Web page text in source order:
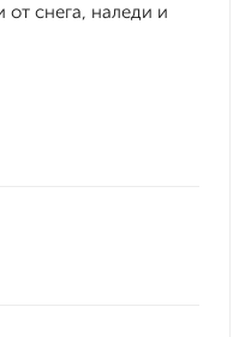
от снега, наледи и